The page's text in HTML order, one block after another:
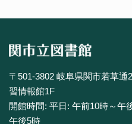
〒501-3802 岐阜県関市若草
習情報館1F
開館時間: 平日: 午前10時～午
午後5時